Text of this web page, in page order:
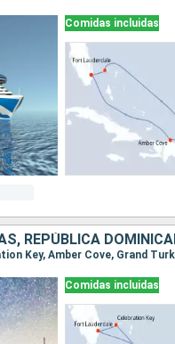
Comidas incluidas
REPÚBLICA
Key, Amber Cove, Grand
Comidas incluidas